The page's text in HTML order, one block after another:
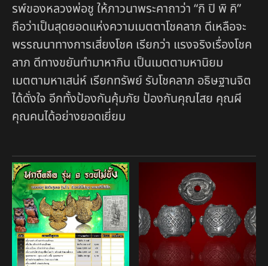
รพ์ของหลวงพ่อชู ให้ภาวนาพระคาถาว่า “กิ ปิ พิ คิ”
ถือว่าเป็นสุดยอดแห่งความเมตตาโชคลาภ ดีเหลือจะ
พรรณนาทางการเสี่ยงโชค เรียกว่า แรงจริงเรื่องโชค
ลาภ ดีทางขยันทำมาหากิน เป็นเมตตามหานิยม
เมตตามหาเสน่ห์ เรียกทรัพย์ รับโชคลาภ อธิษฐานจิต
ได้ดั่งใจ อีกทั้งป้องกันคุ้มภัย ป้องกันคุณไสย คุณผี
คุณคนได้อย่างยอดเยี่ยม